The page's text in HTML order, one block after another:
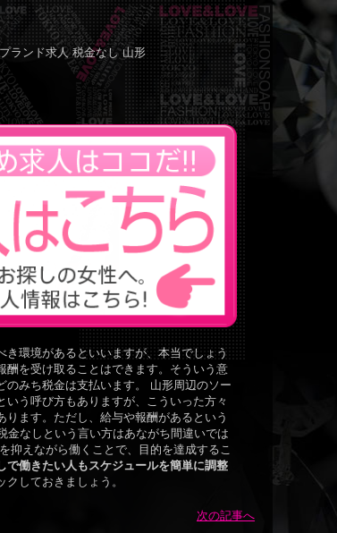
ランド求人 税金なし 山形
環境があるといいますが、本当でしょう
を受け取ることはできます。そういう意
みち税金は支払います。 山形周辺のソー
う呼び方もありますが、こういった方々
ます。ただし、給与や報酬があるという
金なしという言い方はあながち間違いでは
抑えながら働くことで、目的を達成するこ
で働きたい人もスケジュールを簡単に調整
しておきましょう。
次の記事へ